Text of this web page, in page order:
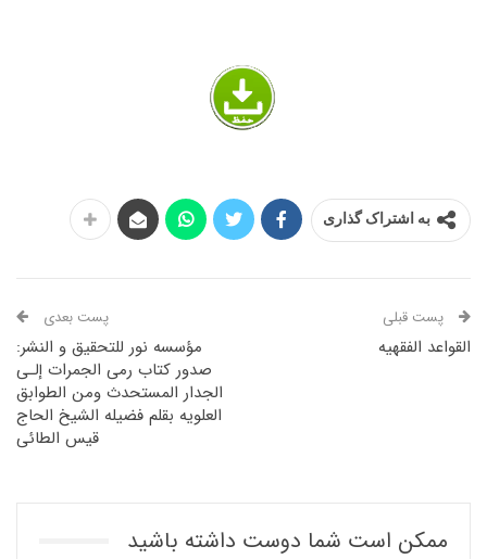
به اشتراک گذاری
پست قبلی
القواعد الفقهیه
پست بعدی
مؤسسه نور للتحقیق و النشر:
صدور کتاب رمی الجمرات إلـى
الجدار المستحدث ومن الطوابق
العلویه بقلم فضیله الشیخ الحاج
قیس الطائی
ممکن است شما دوست داشته باشید